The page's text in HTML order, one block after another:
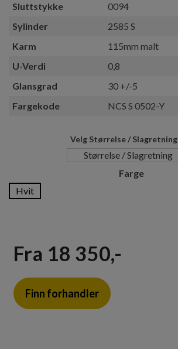
Sluttstykke
0094
Sylinder
2585 S
Karm
115mm malt
U-Verdi
0,8
Glansgrad
30 +/-5
Fargekode
NCS S 0502-Y
Størrelse / Slagretning
Størrelse / Slagretning
Farge
Hvit
Fra 18 350,-
Finn forhandler